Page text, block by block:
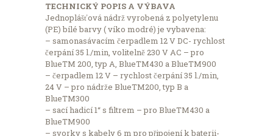
TECHNICKÝ POPIS A VÝBAVA
Jednoplášťová nádrž vyrobená z polyetylenu
(PE) bílé barvy ( víko modré) je vybavena:
– samonasávacím čerpadlem 12 V DC- rychlost
čerpání 35 l./min, volitelně 230 V AC – pro
BlueTM 200, typ A, BlueTM430 a BlueTM900
– čerpadlem 12 V – rychlost čerpání 35 l./min,
24 V – pro nádrže BlueTM200, typ B a
BlueTM300
– sací hadicí 1“ s filtrem – pro BlueTM430 a
BlueTM900
– svorky s kabely 6 m pro připojení k baterii-